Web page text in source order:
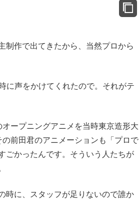
作で出てきたから、当然プロから
声をかけてくれたので。それがテ
ープニングアニメを当時東京造形大
前田君のアニメーションも「プロで
ごかったんです。そういう人たちが
時に、スタッフが足りないので誰か